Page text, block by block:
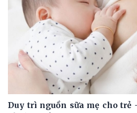
Duy trì nguồn sữa mẹ cho trẻ